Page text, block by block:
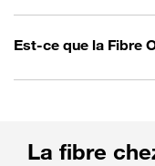
Est-ce que la Fibre
La fibre